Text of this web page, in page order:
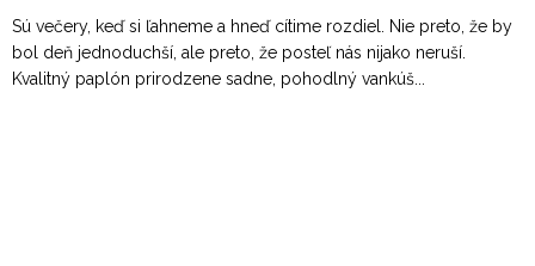
Sú večery, keď si ľahneme a hneď cítime rozdiel. Nie preto, že by
bol deň jednoduchší, ale preto, že posteľ nás nijako neruší.
Kvalitný paplón prirodzene sadne, pohodlný vankúš...